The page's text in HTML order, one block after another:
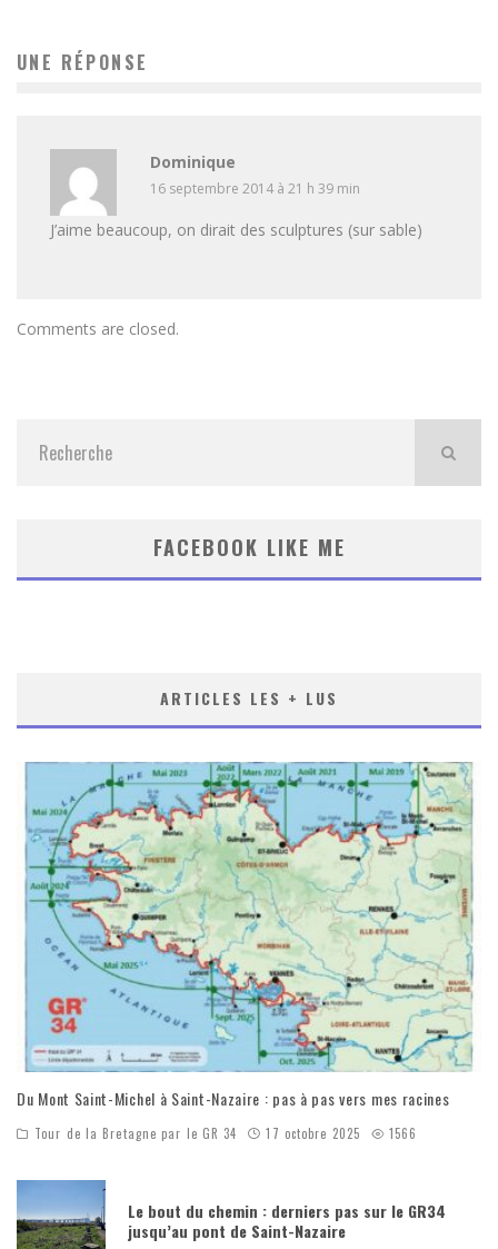
UNE RÉPONSE
Dominique
16 septembre 2014 à 21 h 39 min
J’aime beaucoup, on dirait des sculptures (sur sable)
Comments are closed.
FACEBOOK LIKE ME
ARTICLES LES + LUS
Du Mont Saint-Michel à Saint-Nazaire : pas à pas vers mes racines
Tour de la Bretagne par le GR 34 17 octobre 2025 1566
Le bout du chemin : derniers pas sur le GR34
jusqu’au pont de Saint-Nazaire